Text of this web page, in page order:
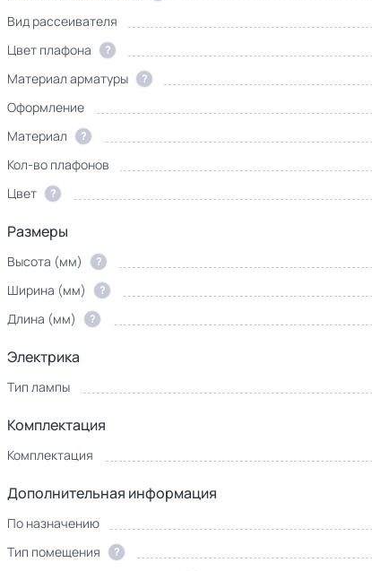
Вид рассеивателя
Цвет плафона
?
Материал арматуры
?
Оформление
Материал
?
Кол-во плафонов
Цвет
?
Размеры
Высота (мм) ?
Ширина (мм)
?
Длина (мм)
?
Электрика
Тип лампы
Комплектация
Комплектация
Дополнительная информация
По назначению
Тип помещения
?